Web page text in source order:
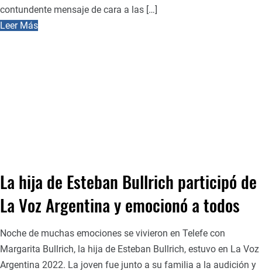
contundente mensaje de cara a las […]
Leer Más
La hija de Esteban Bullrich participó de
La Voz Argentina y emocionó a todos
Noche de muchas emociones se vivieron en Telefe con
Margarita Bullrich, la hija de Esteban Bullrich, estuvo en La Voz
Argentina 2022. La joven fue junto a su familia a la audición y